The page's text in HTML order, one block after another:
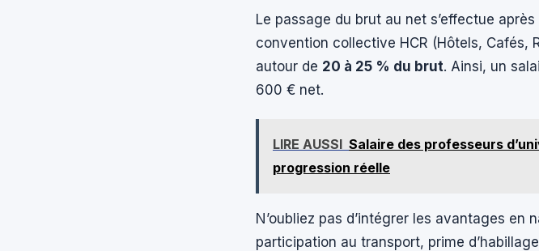
Le passage du brut au net s’effectue
convention collective HCR (Hôtels, Cafés,
autour de 20 à 25 % du brut. Ainsi, un
600 € net.
LIRE AUSSI Salaire des professeurs
progression réelle
N’oubliez pas d’intégrer les avantages
participation au transport, prime